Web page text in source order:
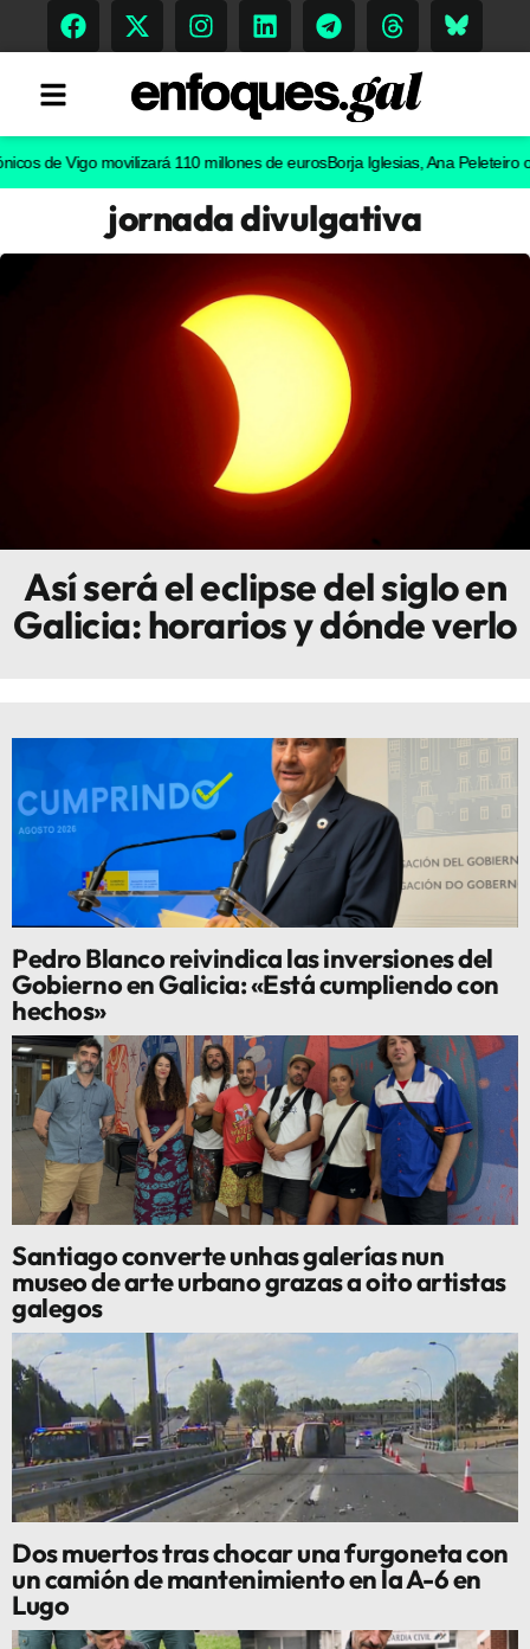
Tendencias
Innova
Vigo movilizará 110 millones de eurosBorja Iglesias, Ana Peleteiro o Abel
jornada divulgativa
Así será el eclipse del siglo en
Galicia: horarios y dónde verlo
Pedro Blanco reivindica las inversiones del
Gobierno en Galicia: «Está cumpliendo con
hechos»
Santiago converte unhas galerías nun
museo de arte urbano grazas a oito artistas
galegos
Dos muertos tras chocar una furgoneta con
un camión de mantenimiento en la A-6 en
Lugo